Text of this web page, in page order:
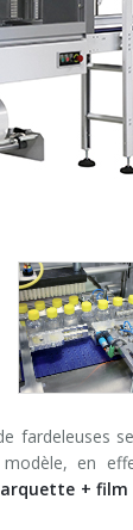
fardeleuses
en
+ film